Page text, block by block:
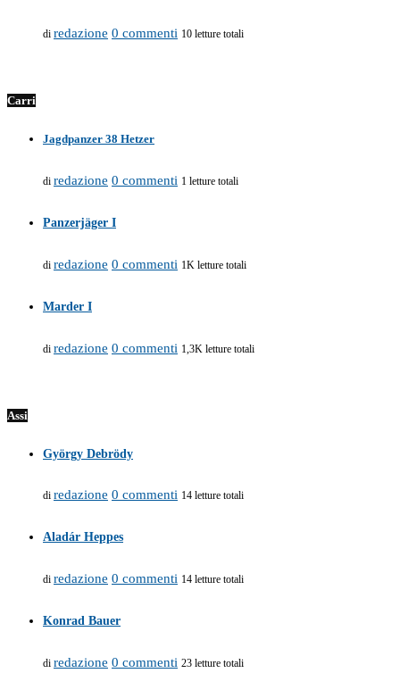
di redazione 0 commenti 10 letture totali
Carri
Jagdpanzer 38 Hetzer
di redazione 0 commenti 1 letture totali
Panzerjäger I
di redazione 0 commenti 1K letture totali
Marder I
di redazione 0 commenti 1,3K letture totali
Assi
György Debrödy
di redazione 0 commenti 14 letture totali
Aladár Heppes
di redazione 0 commenti 14 letture totali
Konrad Bauer
di redazione 0 commenti 23 letture totali